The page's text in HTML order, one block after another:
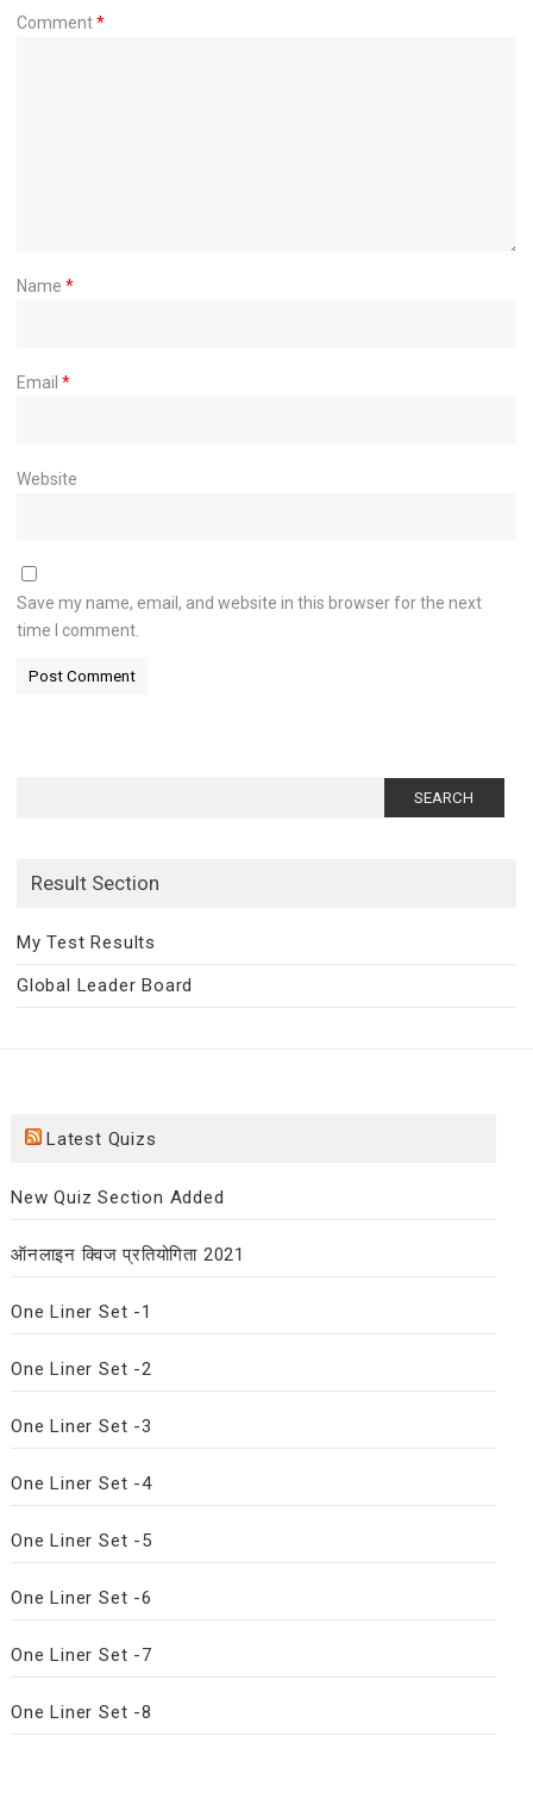
Comment*
Name *
Email *
Website
Save my name, email, and website in this browser for the next
time I comment.
Result Section
My Test Results
Global Leader Board
Latest Quizs
New Quiz Section Added
ऑनलाइन क्विज प्रतियोगिता 2021
One Liner Set -1
One Liner Set -2
One Liner Set -3
One Liner Set -4
One Liner Set -5
One Liner Set -6
One Liner Set -7
One Liner Set -8